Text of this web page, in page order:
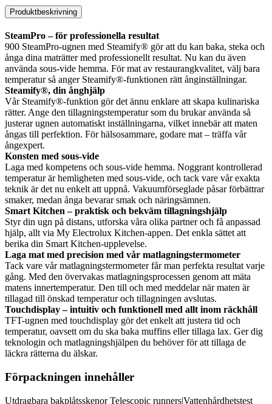
Produktbeskrivning
SteamPro – för professionella resultat
900 SteamPro-ugnen med Steamify® gör att du kan baka, steka och
ånga dina maträtter med professionellt resultat. Nu kan du även
använda sous-vide hemma. För mat av restaurangkvalitet, välj bara
temperatur så anger Steamify®-funktionen rätt ånginställningar.
Steamify®, din ånghjälp
Vår Steamify®-funktion gör det ännu enklare att skapa kulinariska
rätter. Ange den tillagningstemperatur som du brukar använda så
justerar ugnen automatiskt inställningarna, vilket innebär att maten
ångas till perfektion. För hälsosammare, godare mat ‒ träffa vår
ångexpert.
Konsten med sous-vide
Laga med kompetens och sous-vide hemma. Noggrant kontrollerad
temperatur är hemligheten med sous-vide, och tack vare vår exakta
teknik är det nu enkelt att uppnå. Vakuumförseglade påsar förbättrar
smaker, medan ånga bevarar smak och näringsämnen.
Smart Kitchen – praktisk och bekväm tillagningshjälp
Styr din ugn på distans, utforska våra olika partner och få anpassad
hjälp, allt via My Electrolux Kitchen-appen. Det enkla sättet att
berika din Smart Kitchen-upplevelse.
Laga mat med precision med vår matlagningstermometer
Tack vare vår matlagningstermometer får man perfekta resultat varje
gång. Med den övervakas matlagningsprocessen genom att mäta
matens innertemperatur. Den till och med meddelar när maten är
tillagad till önskad temperatur och tillagningen avslutas.
Touchdisplay – intuitiv och funktionell med allt inom räckhåll
TFT-ugnen med touchdisplay gör det enkelt att justera tid och
temperatur, oavsett om du ska baka muffins eller tillaga lax. Ger dig
teknologin och matlagningshjälpen du behöver för att tillaga de
läckra rätterna du älskar.
Förpackningen innehåller
Utdragbara bakplåtsskenor Telescopic runners|Vattenhårdhetstest